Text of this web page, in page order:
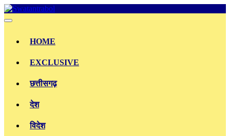
Skip
to
HOME
EXCLUSIVE
छत्तीसगढ़
देश
विदेश